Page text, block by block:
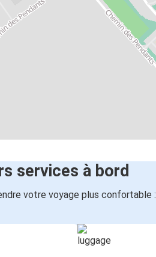
services à bord
votre voyage plus confortable :